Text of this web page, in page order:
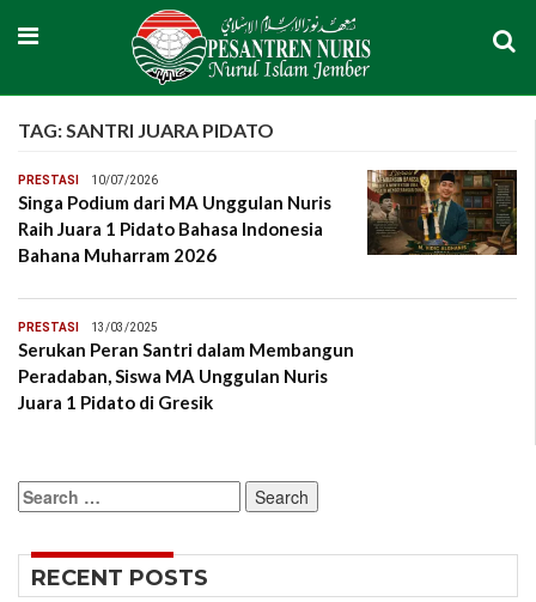
TAG:SANTRI JUARA PIDATO
PRESTASI 10/07/2026
Singa Podium dari MA Unggulan Nuris
Raih Juara 1 Pidato Bahasa Indonesia
Bahana Muharram 2026
PRESTASI 13/03/2025
Serukan Peran Santri dalam Membangun
Peradaban, Siswa MA Unggulan Nuris
Juara 1 Pidato di Gresik
Search
for:
RECENT POSTS